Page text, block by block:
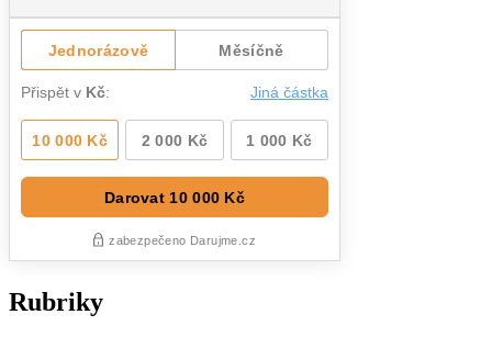
Rubriky